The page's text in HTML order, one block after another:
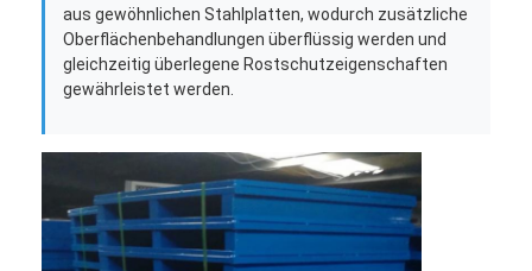
Bitte um ein Angebot
Lager-Speicher-Gestell
Schaufensterregal für Supermärkte
aus gewöhnlichen Stahlplatten, wodurch zusätzliche
Oberflächenbehandlungen überflüssig werden und
gleichzeitig überlegene Rostschutzeigenschaften
gewährleistet werden.